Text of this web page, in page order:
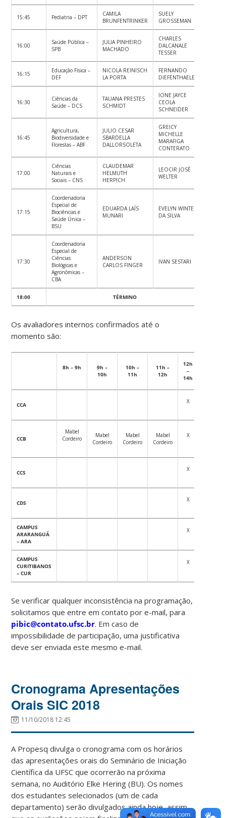
15:45 Pediatria – DPT
CAMILA
BRUNFENTRINKER
SUELY
GROSSEMAN
16:00
Saúde Pública –
SPB
JULIA PINHEIRO
MACHADO
CHARLES
DALCANALE
TESSER
16:15
Educação Física –
DEF
NICOLA REINISCH
LA PORTA
FERNANDO
DIEFENTHAELER
16:30
Ciências da
Saúde – DCS
TAUANA PRESTES
SCHMIDT
IONE JAYCE
CEOLA
SCHNEIDER
16:45
Agricultura,
Biodiversidade e
Florestas – ABF
JULIO CESAR
SBARDELLA
DALLORSOLETA
GREICY
MICHELLE
MARAFIGA
CONTERATO
17:00
Ciências
Naturais e
Sociais – CNS
CLAUDEMAR
HELMUTH
HERPICH
LEOCIR JOSÉ
WELTER
17:15
Coordenadoria
Especial de
Biociências e
Saúde Única –
BSU
EDUARDA LAÍS
MUNARI
EVELYN WINTER
DA SILVA
17:30
Coordenadoria
Especial de
Ciências
Biológicas e
Agronômicas –
CBA
ANDERSON
CARLOS FINGER
IVAN SESTARI
18:00 TÉRMINO
Os avaliadores internos confirmados até o
momento são:
8h – 9h
9h –
10h
10h –
11h
11h –
12h
12h
–
14h
CCA X
CCB
Mabel
Cordeiro
Mabel
Cordeiro
Mabel
Cordeiro
Mabel
Cordeiro
X
CCS X
CDS X
CAMPUS
ARARANGUÁ
– ARA
X
CAMPUS
CURITIBANOS
– CUR
X
Se verificar qualquer inconsistência na programação,
solicitamos que entre em contato por e-mail, para
pibic@contato.ufsc.br. Em caso de
impossibilidade de participação, uma justificativa
deve ser enviada este mesmo e-mail.
Cronograma Apresentações
Orais SIC 2018
11/10/2018 12:45
A Propesq divulga o cronograma com os horários
das apresentações orais do Seminário de Iniciação
Científica da UFSC que ocorrerão na próxima
semana, no Auditório Elke Hering (BU). Os nomes
dos estudantes selecionados (um de cada
departamento) serão divulgados ainda hoje, assim